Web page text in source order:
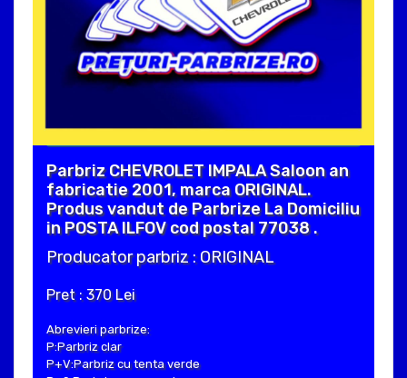
Parbriz CHEVROLET IMPALA Saloon an
fabricatie 2001, marca ORIGINAL.
Produs vandut de Parbrize La Domiciliu
in POSTA ILFOV cod postal 77038 .
Producator parbriz : ORIGINAL
Pret : 370 Lei
Abrevieri parbrize:
P:Parbriz clar
P+V:Parbriz cu tenta verde